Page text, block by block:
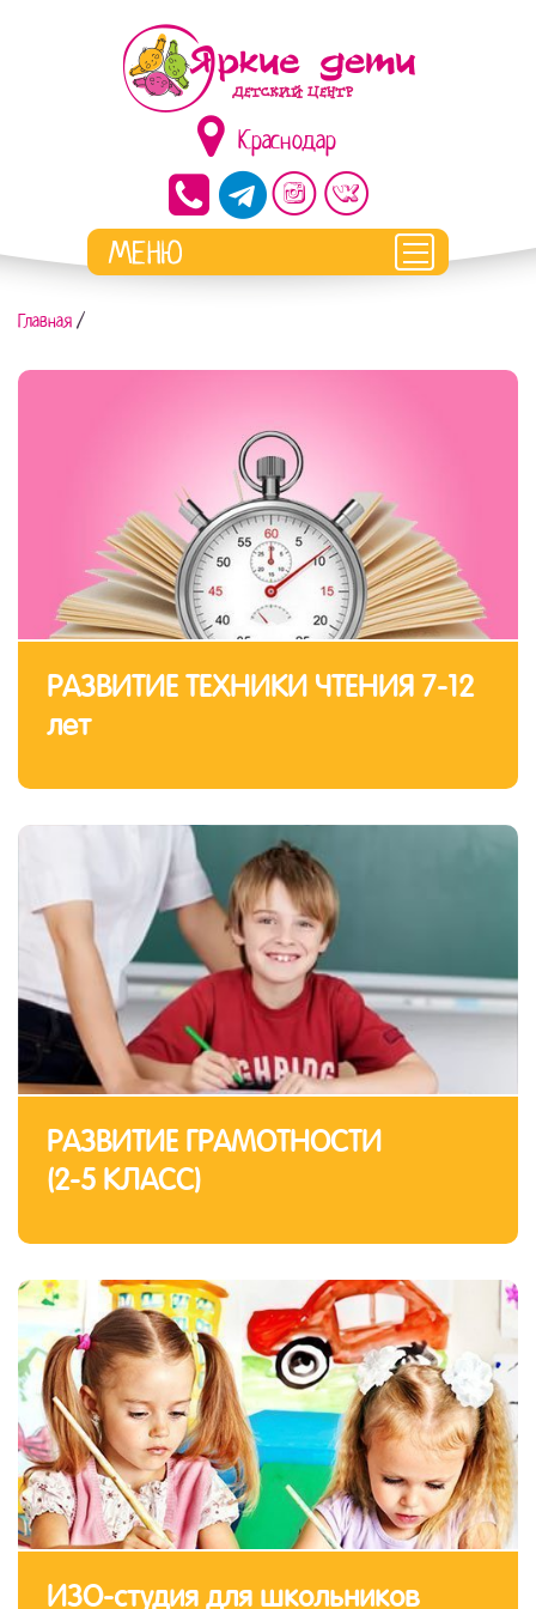
Краснодар
Главная /
РАЗВИТИЕ ТЕХНИКИ ЧТЕНИЯ 7-12
лет
РАЗВИТИЕ ГРАМОТНОСТИ
(2-5 КЛАСС)
ИЗО-студия для школьников